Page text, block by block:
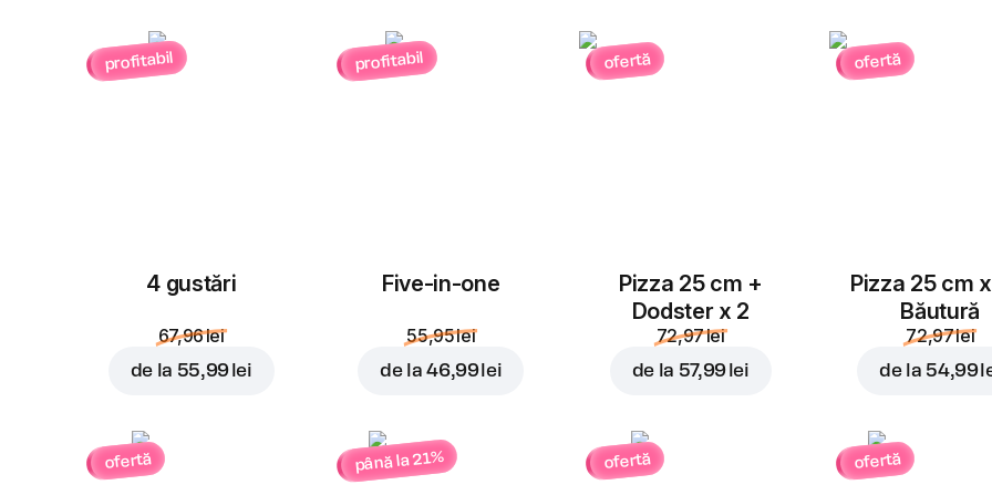
profitabil
4 gustări
67,96 lei
de la 55,99 lei
profitabil
Five-in-one
55,95 lei
de la46,99 lei
ofertă
Pizza 25 cm +
Dodster x 2
72,97 lei
de la 57,99 lei
ofertă
Pizza 25 cm
Băutură
72,97 lei
de la 54,99
ofertă până la 21% ofertă ofertă